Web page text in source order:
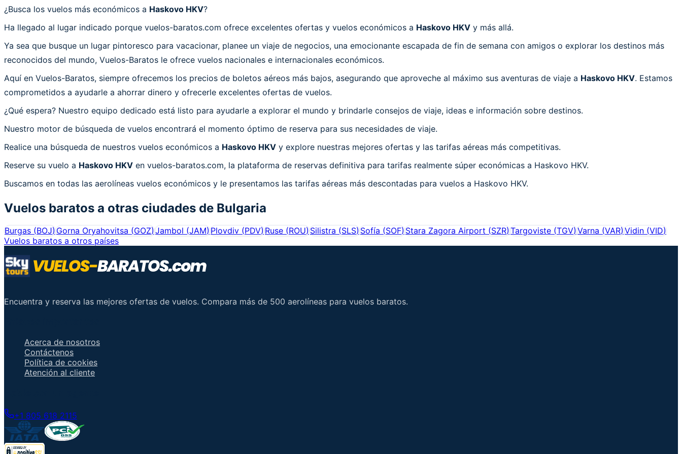
¿Busca los vuelos más económicos a Haskovo HKV?
Ha llegado al lugar indicado porque vuelos-baratos.com ofrece excelentes ofertas y vuelos económicos a Haskovo HKV y más allá.
Ya sea que busque un lugar pintoresco para vacacionar, planee un viaje de negocios, una emocionante escapada de fin de semana con amigos o explorar los destinos más
reconocidos del mundo, Vuelos-Baratos le ofrece vuelos nacionales e internacionales económicos.
Aquí en Vuelos-Baratos, siempre ofrecemos los precios de boletos aéreos más bajos, asegurando que aproveche al máximo sus aventuras de viaje a Haskovo HKV. Estamos
comprometidos a ayudarle a ahorrar dinero y ofrecerle excelentes ofertas de vuelos.
¿Qué espera? Nuestro equipo dedicado está listo para ayudarle a explorar el mundo y brindarle consejos de viaje, ideas e información sobre destinos.
Nuestro motor de búsqueda de vuelos encontrará el momento óptimo de reserva para sus necesidades de viaje.
Realice una búsqueda de nuestros vuelos económicos a Haskovo HKV y explore nuestras mejores ofertas y las tarifas aéreas más competitivas.
Reserve su vuelo a Haskovo HKV en vuelos-baratos.com, la plataforma de reservas definitiva para tarifas realmente súper económicas a Haskovo HKV.
Buscamos en todas las aerolíneas vuelos económicos y le presentamos las tarifas aéreas más descontadas para vuelos a Haskovo HKV.
Vuelos baratos a otras ciudades de Bulgaria
Burgas (BOJ)Gorna Oryahovitsa (GOZ)Jambol (JAM)Plovdiv (PDV)Ruse (ROU)Silistra (SLS)Sofía (SOF)Stara Zagora Airport (SZR)Targoviste (TGV)Varna (VAR)Vidin (VID)
Vuelos baratos a otros países
Encuentra y reserva las mejores ofertas de vuelos. Compara más de 500 aerolíneas para vuelos baratos.
Acerca de nosotros
Contáctenos
Política de cookies
Atención al cliente
+1 805 618 2115